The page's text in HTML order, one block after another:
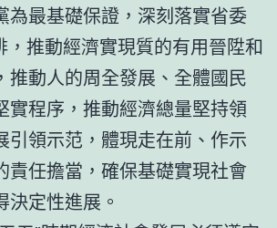
為最基礎保證，深刻落實省委
，推動經濟實現質的有用晉陞和
推動人的周全發展、全體國民
實程序，推動經濟總量堅持領
引領示范，體現走在前、作示
責任擔當，確保基礎實現社會
決定性進展。